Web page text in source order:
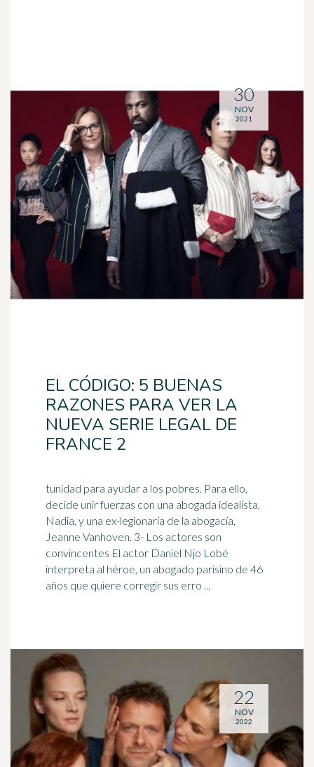
EL CÓDIGO: 5 BUENAS
RAZONES PARA VER LA
NUEVA SERIE LEGAL DE
FRANCE 2
tunidad para ayudar a los pobres. Para ello,
decide unir fuerzas con una abogada idealista,
Nadia, y una ex-legionaria de la abogacía,
Jeanne Vanhoven. 3- Los actores son
convincentes El actor Daniel Njo Lobé
interpreta al héroe, un abogado parisino de 46
años que quiere corregir sus erro ...
30
NOV
2021
22
NOV
2022